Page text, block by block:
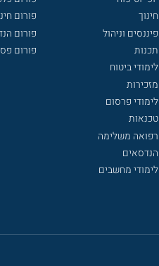
חינוך
פיננסים וניהול
תכנות
לימודי ביטוח
מזכירות
לימודי פרסום
טכנאות
רפואה משלימה
הנדסאים
לימודי מחשבים
פורום
פורום
פורום